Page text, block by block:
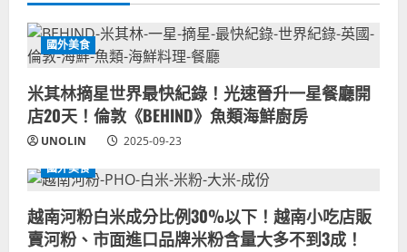
國外美食
米其林摘星世界最快紀錄！光速晉升一星餐廳開
店20天！倫敦《BEHIND》魚類海鮮廚房
UNOLIN
2025-09-23
國外美食
越南河粉白米成分比例30%以下！越南小吃店販
賣河粉、市面進口品牌米粉含量大多不到3成！